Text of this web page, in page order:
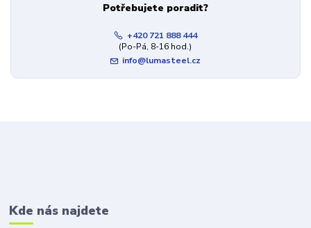
Potřebujete poradit?
+420 721 888 444
(Po-Pá, 8-16 hod.)
info@lumasteel.cz
Kde nás najdete